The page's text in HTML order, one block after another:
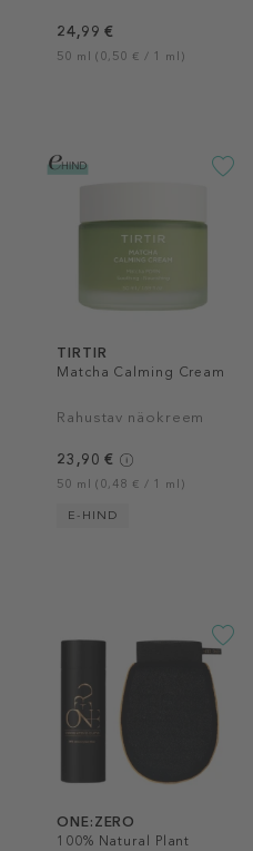
24,99 €
50 ml (0,50 € / 1 ml)
TIRTIR
Matcha Calming Cream
Rahustav näokreem
23,90 €
50 ml (0,48 € / 1 ml)
E-HIND
ONE:ZERO
100% Natural Plant